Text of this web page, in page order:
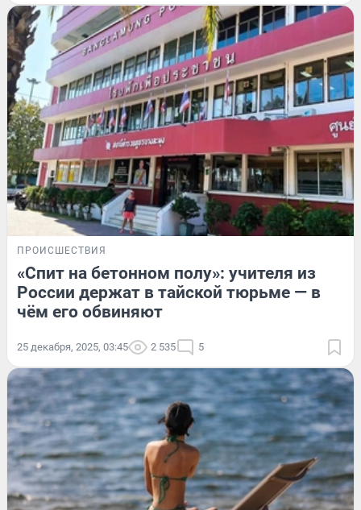
ПРОИСШЕСТВИЯ
«Спит на бетонном полу»: учителя из
России держат в тайской тюрьме — в
чём его обвиняют
25 декабря, 2025, 03:45 2 535 5